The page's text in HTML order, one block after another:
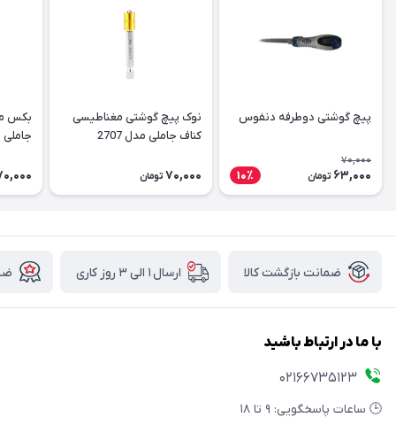
پیچ گوشتی دوطرفه دنفوس
70,000
63,000 تومان 10٪
نوک پیچ گوشتی مغناطیسی
کناف جاملی مدل 2707
70,000 تومان
جاملی
ضمانت بازگشت کالا ارسال ۱ الی ۳ روز کاری
با ما در ارتباط باشید
02166735123
🕒 ساعات پاسخگویی: ۹ تا ۱۸